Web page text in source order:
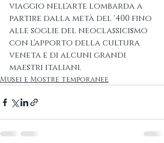
viaggio nell'arte lombarda a
partire dalla metà del '400 fino
alle soglie del neoclassicismo
con l'apporto della cultura
veneta e di alcuni grandi
maestri italiani.
Musei e Mostre temporanee